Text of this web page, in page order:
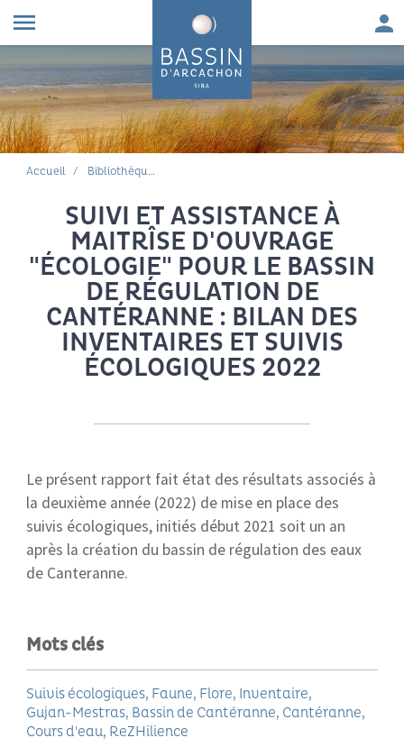
menu
FIL D'ARIANE
Accueil Bibliothèque environnementale
SUIVI ET ASSISTANCE À
MAITRÎSE D'OUVRAGE
"ÉCOLOGIE" POUR LE BASSIN
DE RÉGULATION DE
CANTÉRANNE : BILAN DES
INVENTAIRES ET SUIVIS
ÉCOLOGIQUES 2022
Le présent rapport fait état des résultats associés à
la deuxième année (2022) de mise en place des
suivis écologiques, initiés début 2021 soit un an
après la création du bassin de régulation des eaux
de Canteranne.
Mots clés
Suivis écologiques Faune Flore Inventaire
Gujan-Mestras Bassin de Cantéranne Cantéranne
Cours d'eau ReZHilience